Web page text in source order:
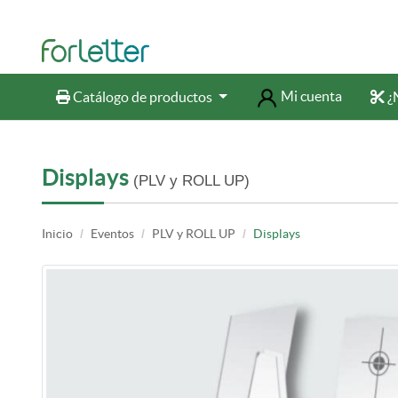
Catálogo de productos
Catálogo de productos Mi cuenta
Displays (PLV y ROLL UP)
Inicio Eventos PLV y ROLL UP Displays